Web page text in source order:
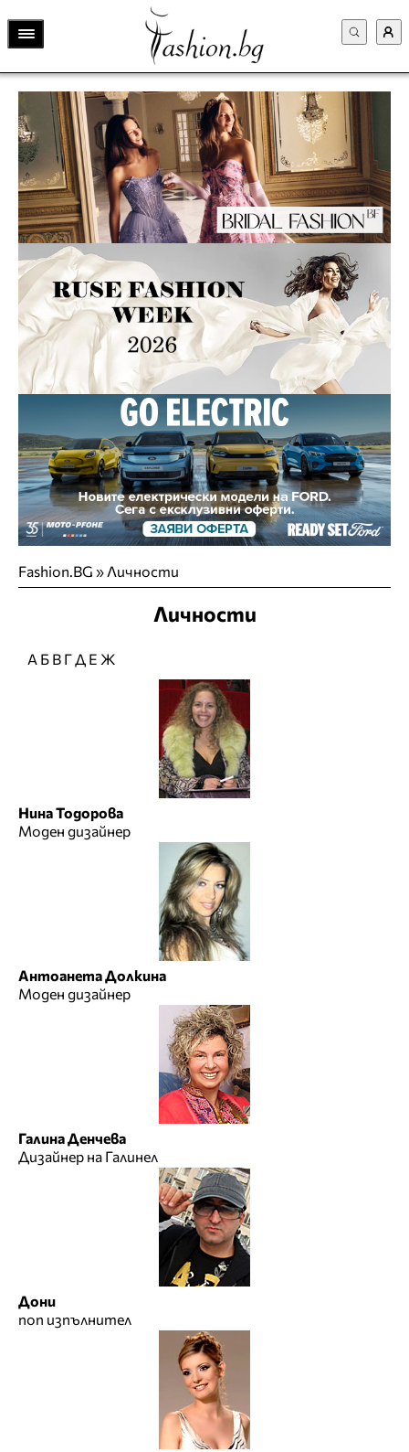
Fashion.BG » Личности
Личности
А Б В ГД Е Ж
Нина Тодорова
Моден дизайнер
Антоанета Долкина
Моден дизайнер
Галина Денчева
Дизайнер на Галинел
Дони
поп изпълнител